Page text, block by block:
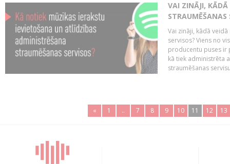
VAI ZINĀJI,
STRAUMĒŠANAS
Vai zināji, kādā
servisos? Viens no
producentu puses ir
kā tiek administrēta
straumēšanas
« 1 .. 7 8 9 10 11 12 13